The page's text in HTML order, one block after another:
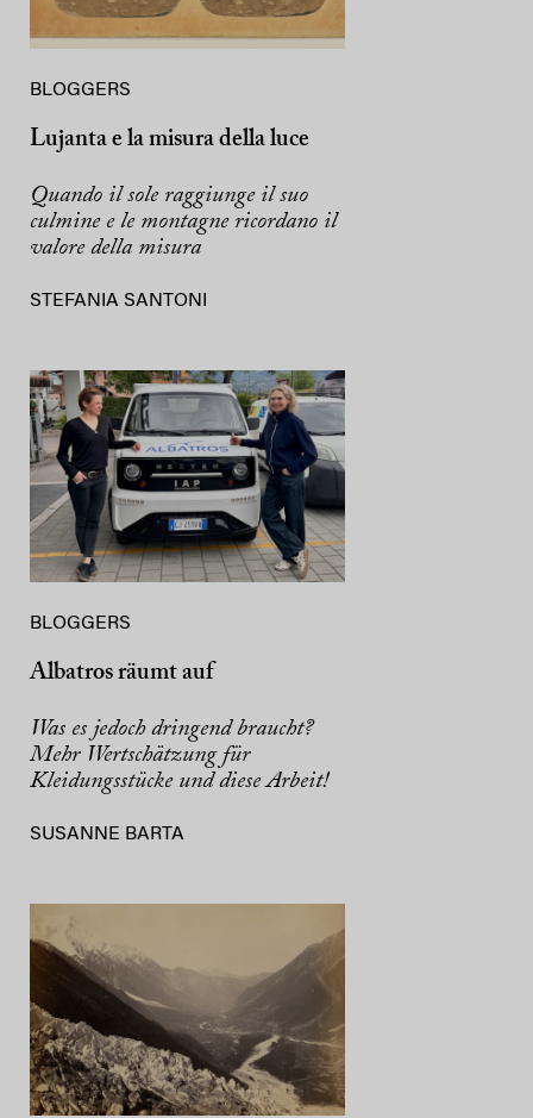
BLOGGERS
Lujanta e la misura della luce
Quando il sole raggiunge il suo
culmine e le montagne ricordano il
valore della misura
STEFANIA SANTONI
BLOGGERS
Albatros räumt auf
Was es jedoch dringend braucht?
Mehr Wertschätzung für
Kleidungsstücke und diese Arbeit!
SUSANNE BARTA